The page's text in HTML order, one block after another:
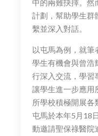
中的兩難抉擇。然
計劃，幫助學生群
繫並深入對話。
以屯馬為例，就筆
學生有機會與曾浩
行深入交流，學習
讓學生進一步應用
所學校積極開展各
屯馬於本年5月18
動邀請聖保祿醫院